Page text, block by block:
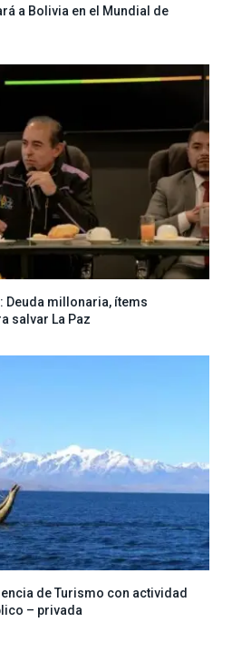
a Bolivia en el Mundial de
Deuda millonaria, ítems
salvar La Paz
de Turismo con actividad
– privada